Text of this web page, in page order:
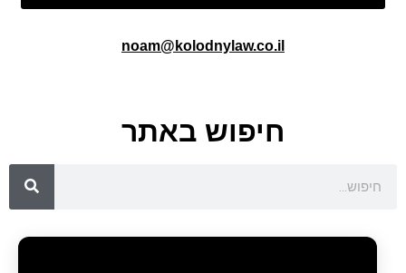
noam@kolodnylaw.co.il
חיפוש באתר